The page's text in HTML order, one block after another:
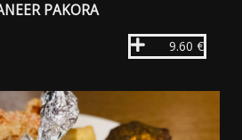
PAKORA
9.60 €